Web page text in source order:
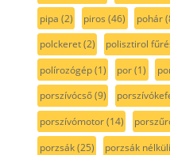
pipa (2) piros (46) pohár
polckeret(2) polisztirol
polírozógép(1) por(1)
porszívócső(9)
porszívómotor(14)
porzsák(25) porzsák nélküli